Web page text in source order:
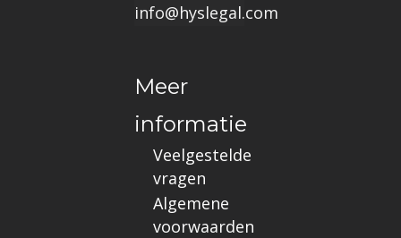
info@hyslegal.com
Meer
informatie
Veelgestelde
vragen
Algemene
voorwaarden